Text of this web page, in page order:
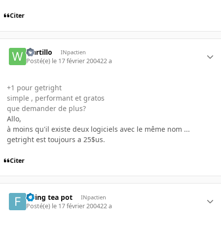
Citer
wartillo INpactien
Posté(e) le 17 février 200422 a
+1 pour getright
simple , performant et gratos
que demander de plus?
Allo,
à moins qu'il existe deux logiciels avec le même nom ...
getright est toujours a 25$us.
Citer
flying tea pot INpactien
Posté(e) le 17 février 200422 a